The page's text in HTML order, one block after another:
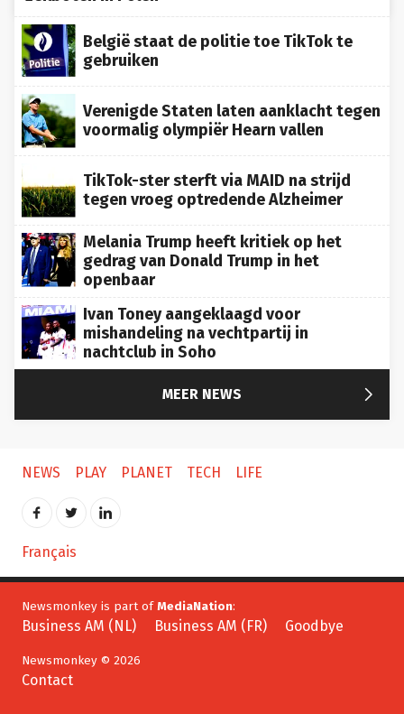
België staat de politie toe TikTok te
gebruiken
Verenigde Staten laten aanklacht tegen
voormalig olympiër Hearn vallen
TikTok-ster sterft via MAID na strijd
tegen vroeg optredende Alzheimer
Melania Trump heeft kritiek op het
gedrag van Donald Trump in het
openbaar
Ivan Toney aangeklaagd voor
mishandeling na vechtpartij in
nachtclub in Soho
MEER NEWS 
NEWS PLAY PLANET TECH LIFE
Français
Newsmonkey is part of MediaNation
Business AM (NL) Business AM (FR) Goodbye
Newsmonkey © 2026
Contact